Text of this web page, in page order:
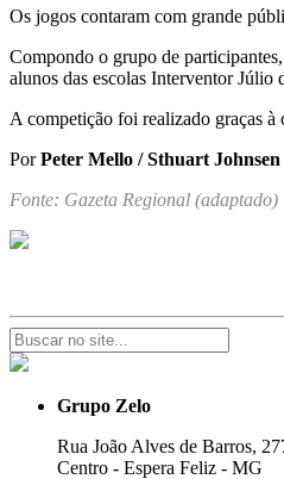
Os jogos contaram com grande
Compondo o grupo de
alunos das escolas Interventor
A competição foi realizado graças
PorPeter Mello / Sthuart Johnsen
Fonte: Gazeta Regional (adaptado)
Grupo Zelo
Rua João Alves de Barros,
Centro - Espera Feliz - MG